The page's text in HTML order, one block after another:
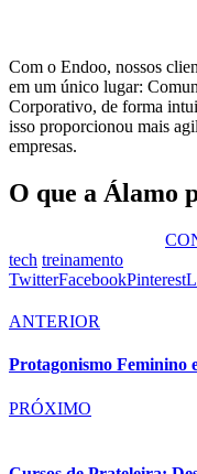
Com o Endoo, nossos
em um único lugar:
Corporativo, de forma
isso proporcionou mais
empresas.
O que a Álamo
tech treinamento
TwitterFacebookPinterest
ANTERIOR
Protagonismo Feminino
PRÓXIMO